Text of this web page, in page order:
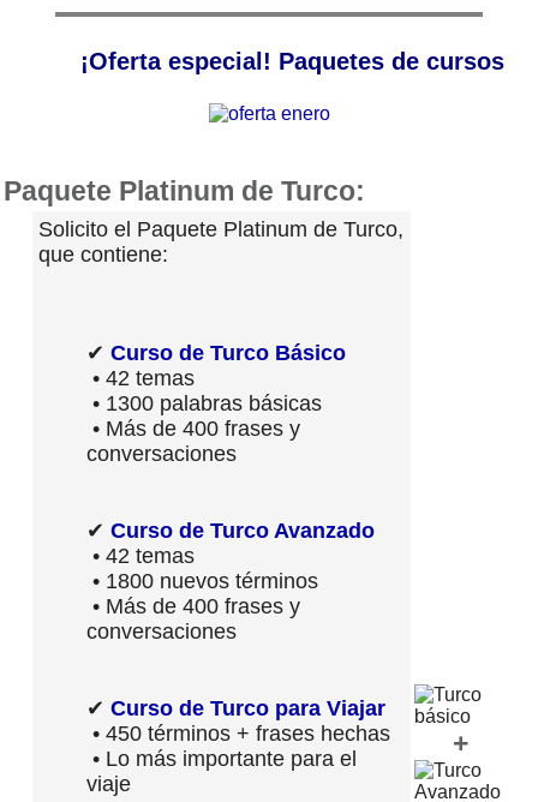
¡Oferta especial! Paquetes de cursos
Paquete Platinum de Turco:
Solicito el Paquete Platinum de Turco,
que contiene:
✔ Curso de Turco Básico
• 42 temas
• 1300 palabras básicas
• Más de 400 frases y
conversaciones
✔ Curso de Turco Avanzado
• 42 temas
• 1800 nuevos términos
• Más de 400 frases y
conversaciones
✔ Curso de Turco para Viajar
• 450 términos + frases hechas
• Lo más importante para el
viaje
+